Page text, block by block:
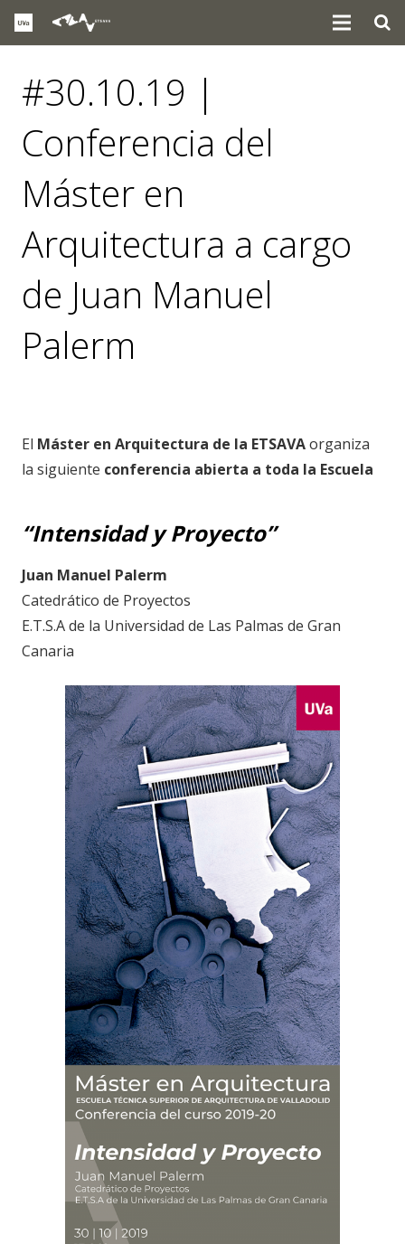
#30.10.19 |
Conferencia del
Máster en
Arquitectura a cargo
de Juan Manuel
Palerm
El Máster en Arquitectura de la ETSAVAorganiza
la siguiente conferencia abierta a toda la Escuela
“Intensidad y Proyecto”
Juan Manuel Palerm
Catedrático de Proyectos
E.T.S.A de la Universidad de Las Palmas de Gran
Canaria